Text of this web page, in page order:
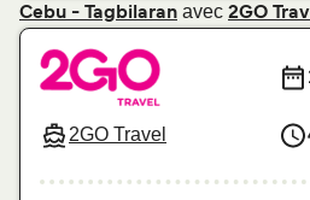
Cebu - Tagbilaran avec 2GO
2GO Travel